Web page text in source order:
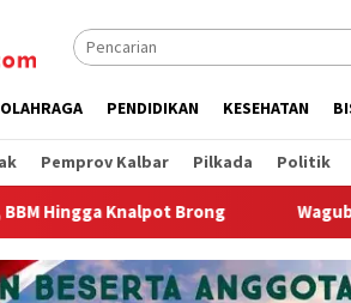
OLAHRAGA PENDIDIKAN KESEHATAN
Pemprov Kalbar Pilkada Politik
Wagub Krisantus Sambut Kembali